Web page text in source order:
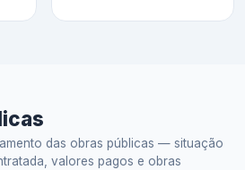
das obras públicas — situação
valores pagos e obras